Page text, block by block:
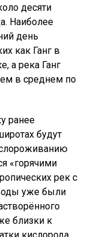
десяти
Наиболее
день
как Ганг в
а река Ганг
в среднем по
ранее
будут
«горячими
рек с
уже были
близки к